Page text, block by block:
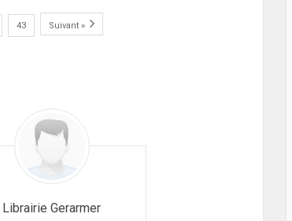
43 Suivant »
Librairie Gerarmer